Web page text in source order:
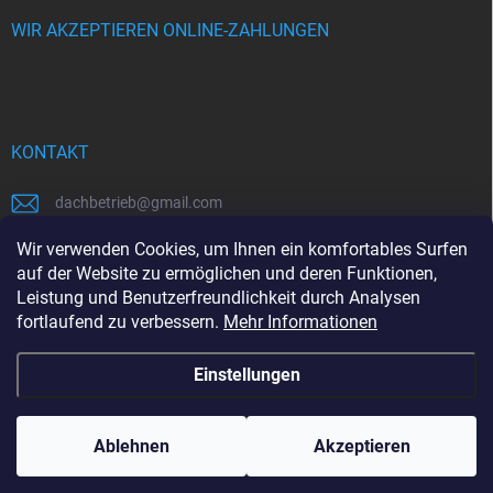
Wir verwenden Cookies, um Ihnen ein komfortables Surfen
auf der Website zu ermöglichen und deren Funktionen,
Leistung und Benutzerfreundlichkeit durch Analysen
fortlaufend zu verbessern. Mehr Informationen
Einstellungen
Ablehnen Akzeptieren
WIR AKZEPTIEREN ONLINE-ZAHLUNGEN
KONTAKT
dachbetrieb@gmail.com
00421948484112
00421948484112
https://www.facebook.com/www.dachbetrieb.at
Erstellt von Shoptet
Copyright 2026 . Alle Rechte vorbehalten.